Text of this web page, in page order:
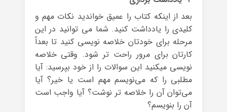
بعد از اینکه کتاب را عمیق خواندید نکات مهم و
کلیدی را یادداشت کنید. شما می توانید در این
مرحله برای خودتان خلاصه نویسی کنید تا بعداً
کارتان برای مرور راحت تر شود. وقتی خلاصه
نویسی میکنید این سوالات را از خود بپرسید: آیا
مطلبی را که می‌نویسم مهم است یا خیر؟ آیا
می‌توان آن را خلاصه تر نوشت؟ آیا واجب است
آن را بنویسم؟